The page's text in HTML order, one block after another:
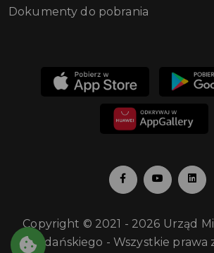
Dokumenty do pobrania
Copyright © 2021 - 2026 Urząd
Gdańskiego - Wszystkie prawa